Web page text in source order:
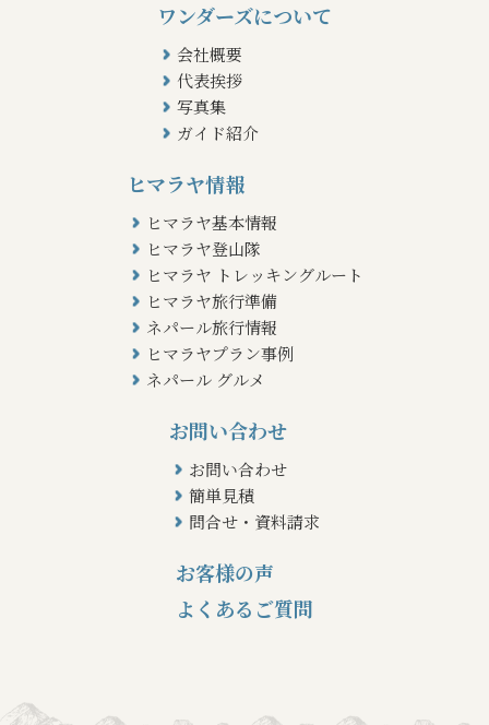
ワンダーズについて
会社概要
代表挨拶
写真集
ガイド紹介
ヒマラヤ情報
ヒマラヤ基本情報
ヒマラヤ登山隊
ヒマラヤ トレッキングルート
ヒマラヤ旅行準備
ネパール旅行情報
ヒマラヤプラン事例
ネパール グルメ
お問い合わせ
お問い合わせ
簡単見積
問合せ・資料請求
お客様の声
よくあるご質問